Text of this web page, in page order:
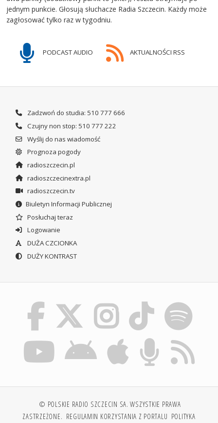
jednym punkcie. Głosują słuchacze Radia Szczecin. Każdy może
zagłosować tylko raz w tygodniu.
PODCAST AUDIO AKTUALNOŚCI RSS
Zadzwoń do studia: 510 777 666
Czujny non stop: 510 777 222
Wyślij do nas wiadomość
Prognoza pogody
radioszczecin.pl
radioszczecinextra.pl
radioszczecin.tv
Biuletyn Informacji Publicznej
Posłuchaj teraz
Logowanie
DUŻA CZCIONKA
DUŻY KONTRAST
© POLSKIE RADIO SZCZECIN SA. WSZYSTKIE PRAWA
ZASTRZEŻONE. REGULAMIN KORZYSTANIA Z PORTALU POLITYKA